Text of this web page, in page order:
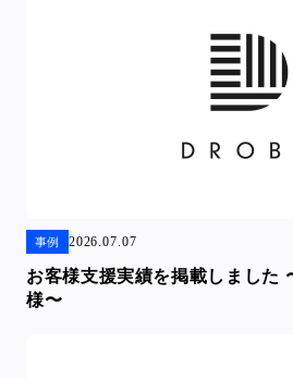
事例 2026.07.07
お客様支援実績を掲載しました
様〜